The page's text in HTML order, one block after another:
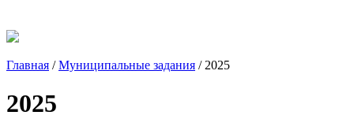
Главная /Муниципальные задания / 2025
2025